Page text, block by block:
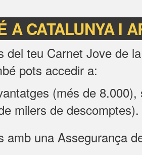
A CATALUNYA I
del teu Carnet Jove de
pots accedir a:
(més de
milers de descomptes).
amb una Assegurança